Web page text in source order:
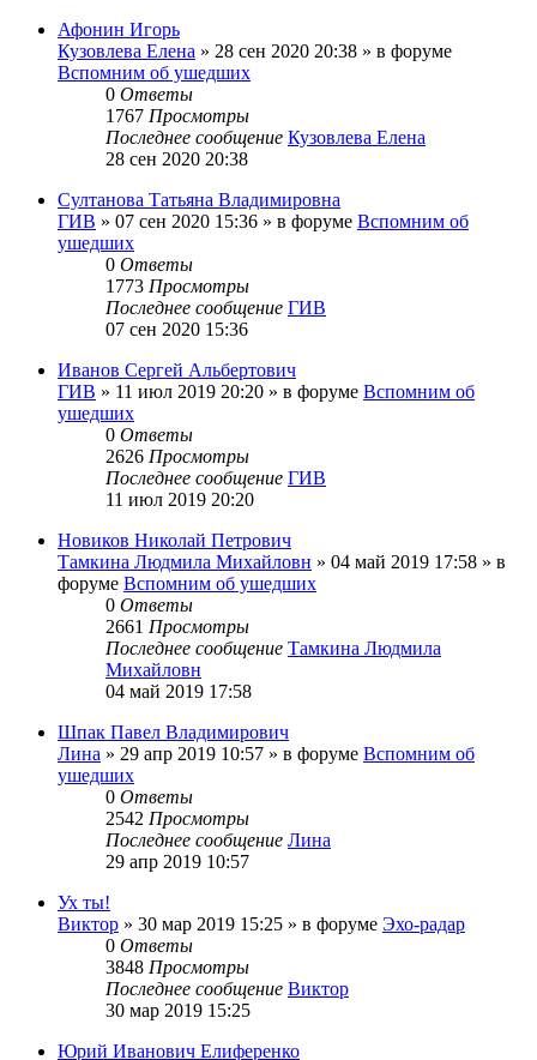
Афонин Игорь
Кузовлева Елена » 28 сен 2020 20:38 » в форуме
Вспомним об ушедших
0 Ответы
1767 Просмотры
Последнее сообщение Кузовлева Елена
28 сен 2020 20:38
Султанова Татьяна Владимировна
ГИВ » 07 сен 2020 15:36 » в форуме Вспомним об
ушедших
0 Ответы
1773 Просмотры
Последнее сообщение ГИВ
07 сен 2020 15:36
Иванов Сергей Альбертович
ГИВ » 11 июл 2019 20:20 » в форуме Вспомним об
ушедших
0 Ответы
2626 Просмотры
Последнее сообщение ГИВ
11 июл 2019 20:20
Новиков Николай Петрович
Тамкина Людмила Михайловн » 04 май 2019 17:58 » в
форуме Вспомним об ушедших
0 Ответы
2661 Просмотры
Последнее сообщение Тамкина Людмила
Михайловн
04 май 2019 17:58
Шпак Павел Владимирович
Лина » 29 апр 2019 10:57 » в форуме Вспомним об
ушедших
0 Ответы
2542 Просмотры
Последнее сообщение Лина
29 апр 2019 10:57
Ух ты!
Виктор » 30 мар 2019 15:25 » в форуме Эхо-радар
0 Ответы
3848 Просмотры
Последнее сообщение Виктор
30 мар 2019 15:25
Юрий Иванович Елиференко